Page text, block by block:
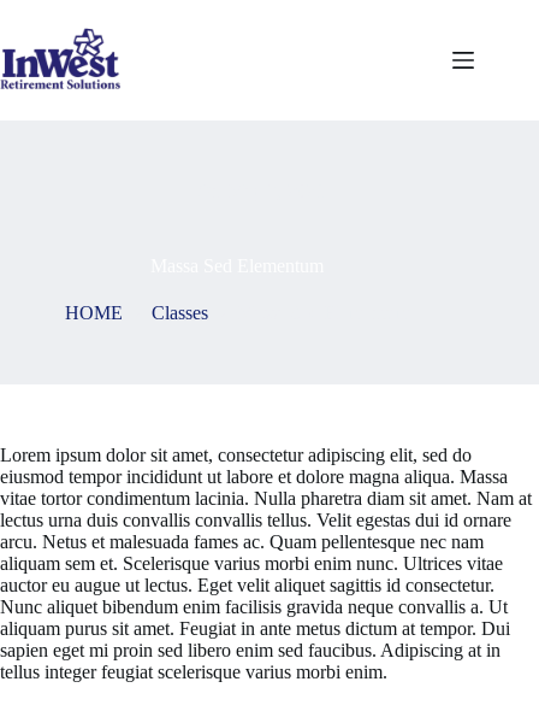
content
HOME Classes
Lorem ipsum dolor sit amet, consectetur adipiscing elit, sed do
eiusmod tempor incididunt ut labore et dolore magna aliqua. Massa
vitae tortor condimentum lacinia. Nulla pharetra diam sit amet. Nam at
lectus urna duis convallis convallis tellus. Velit egestas dui id ornare
arcu. Netus et malesuada fames ac. Quam pellentesque nec nam
aliquam sem et. Scelerisque varius morbi enim nunc. Ultrices vitae
auctor eu augue ut lectus. Eget velit aliquet sagittis id consectetur.
Nunc aliquet bibendum enim facilisis gravida neque convallis a. Ut
aliquam purus sit amet. Feugiat in ante metus dictum at tempor. Dui
sapien eget mi proin sed libero enim sed faucibus. Adipiscing at in
tellus integer feugiat scelerisque varius morbi enim.